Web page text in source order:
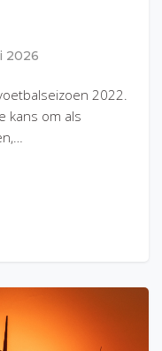
2026
2022.
kans om als